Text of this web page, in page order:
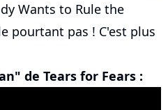
Wants to Rule the
pourtant pas ! C'est plus
de Tears for Fears :